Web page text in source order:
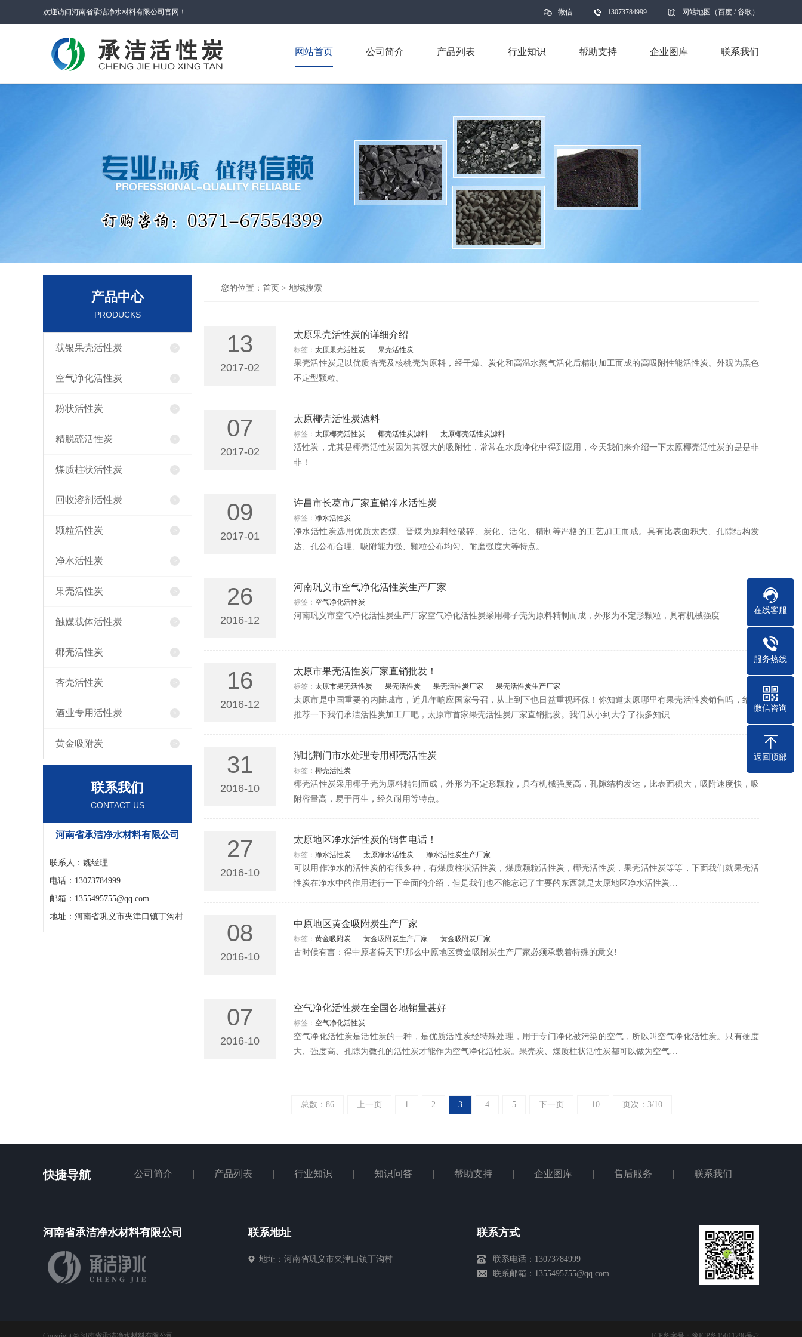
欢迎访问河南省承洁净水材料有限公司官网！ 微信 13073784999 网站地图 （百度 /谷歌 ）
网站首页 公司简介 产品列表 行业知识 帮助支持 企业图库 联系我们
产品中心
PRODUCKS
载银果壳活性炭
空气净化活性炭
粉状活性炭
精脱硫活性炭
煤质柱状活性炭
回收溶剂活性炭
颗粒活性炭
净水活性炭
果壳活性炭
触媒载体活性炭
椰壳活性炭
杏壳活性炭
酒业专用活性炭
黄金吸附炭
联系我们
CONTACT US
河南省承洁净水材料有限公司
联系人：魏经理
电话：13073784999
邮箱：1355495755@qq.com
地址：河南省巩义市夹津口镇丁沟村
您的位置： 首页 > 地域搜索
太原果壳活性炭的详细介绍
标签： 太原果壳活性炭 果壳活性炭
果壳活性炭是以优质杏壳及核桃壳为原料，经干燥、炭化和高温水蒸气活化后精制加工而成的高吸附性能活性炭。外观为黑色
不定型颗粒。
13
2017-02
太原椰壳活性炭滤料
标签： 太原椰壳活性炭 椰壳活性炭滤料 太原椰壳活性炭滤料
活性炭，尤其是椰壳活性炭因为其强大的吸附性，常常在水质净化中得到应用，今天我们来介绍一下太原椰壳活性炭的是是非
非！
07
2017-02
许昌市长葛市厂家直销净水活性炭
标签： 净水活性炭
净水活性炭选用优质太西煤、晋煤为原料经破碎、炭化、活化、精制等严格的工艺加工而成。具有比表面积大、孔隙结构发
达、孔公布合理、吸附能力强、颗粒公布均匀、耐磨强度大等特点。
09
2017-01
河南巩义市空气净化活性炭生产厂家
标签： 空气净化活性炭
河南巩义市空气净化活性炭生产厂家空气净化活性炭采用椰子壳为原料精制而成，外形为不定形颗粒，具有机械强度...
26
2016-12
太原市果壳活性炭厂家直销批发！
标签： 太原市果壳活性炭 果壳活性炭 果壳活性炭厂家 果壳活性炭生产厂家
太原市是中国重要的内陆城市，近几年响应国家号召，从上到下也日益重视环保！你知道太原哪里有果壳活性炭销售吗，给你
推荐一下我们承洁活性炭加工厂吧，太原市首家果壳活性炭厂家直销批发。我们从小到大学了很多知识…
16
2016-12
湖北荆门市水处理专用椰壳活性炭
标签： 椰壳活性炭
椰壳活性炭采用椰子壳为原料精制而成，外形为不定形颗粒，具有机械强度高，孔隙结构发达，比表面积大，吸附速度快，吸
附容量高，易于再生，经久耐用等特点。
31
2016-10
太原地区净水活性炭的销售电话！
标签： 净水活性炭 太原净水活性炭 净水活性炭生产厂家
可以用作净水的活性炭的有很多种，有煤质柱状活性炭，煤质颗粒活性炭，椰壳活性炭，果壳活性炭等等，下面我们就果壳活
性炭在净水中的作用进行一下全面的介绍，但是我们也不能忘记了主要的东西就是太原地区净水活性炭…
27
2016-10
中原地区黄金吸附炭生产厂家
标签： 黄金吸附炭 黄金吸附炭生产厂家 黄金吸附炭厂家
古时候有言：得中原者得天下!那么中原地区黄金吸附炭生产厂家必须承载着特殊的意义!
08
2016-10
空气净化活性炭在全国各地销量甚好
标签： 空气净化活性炭
空气净化活性炭是活性炭的一种，是优质活性炭经特殊处理，用于专门净化被污染的空气，所以叫空气净化活性炭。只有硬度
大、强度高、孔隙为微孔的活性炭才能作为空气净化活性炭。果壳炭、煤质柱状活性炭都可以做为空气…
07
2016-10
总数：86 上一页 1 2 3 4 5 下一页 ..10 页次：3/10
快捷导航 公司简介 产品列表 行业知识 知识问答 帮助支持 企业图库 售后服务 联系我们
河南省承洁净水材料有限公司 联系地址
地址：河南省巩义市夹津口镇丁沟村
联系方式
联系电话：13073784999
联系邮箱：1355495755@qq.com
在线客服
服务热线
微信咨询
返回顶部